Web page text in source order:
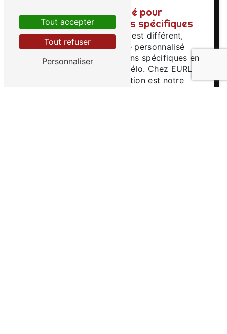
Un service personnalisé pour
répondre à vos besoins spécifiques
Parce que chaque cycliste est différent,
nous proposons un service personnalisé
pour répondre à vos besoins spécifiques en
matière de réparation de vélo. Chez EURL
Vélo Gatine, votre satisfaction est notre
Tout accepter
Tout refuser
Personnaliser